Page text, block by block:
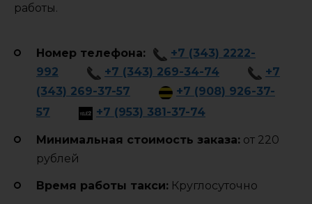
работы.
Номер телефона:
+7 (343) 2222-
992
+7 (343) 269-34-74
+7
(343) 269-37-57
+7 (908) 926-37-
57
+7 (953) 381-37-74
Минимальная стоимость заказа: от 220
рублей
Время работы такси: Круглосуточно